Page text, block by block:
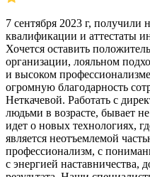
7 сентября 2023 г, получили
квалификации и аттестаты
Хочется оставить
организации, лояльном
и высоком
огромную благодарность
Неткачевой. Работать с
людьми в возрасте, бывает
идет о новых технологиях,
является неотъемлемой
профессионализм, с
с энергией наставничества,